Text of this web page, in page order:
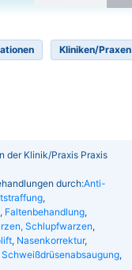
Kliniken/Praxen
der Klinik/Praxis Praxis
durch:Anti-
,
, Faltenbehandlung,
Schlupfwarzen,
, Nasenkorrektur,
Schweißdrüsenabsaugung,